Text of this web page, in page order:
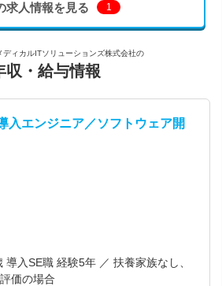
求人情報を見る 1
ディカルITソリューションズ株式会社の
収・給与情報
入エンジニア／ソフトウェア開
価の場合